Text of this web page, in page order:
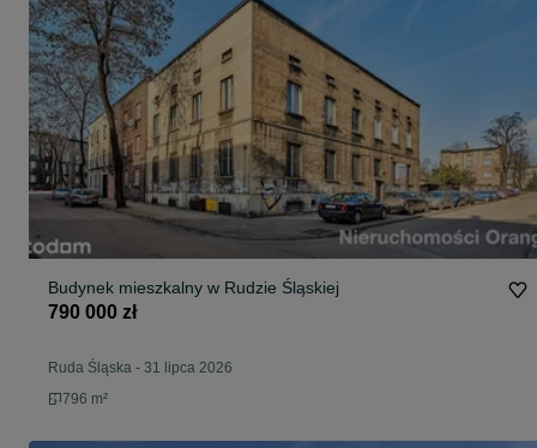
Budynek mieszkalny w Rudzie Śląskiej
790 000 zł
Ruda Śląska - 31 lipca 2026
796 m²